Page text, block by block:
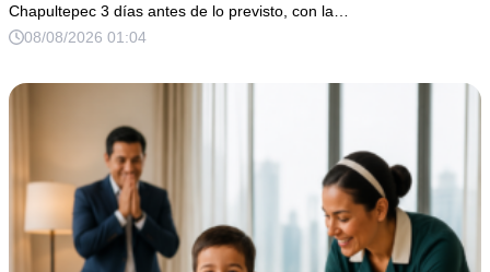
Chapultepec 3 días antes de lo previsto, con la…
08/08/2026 01:04